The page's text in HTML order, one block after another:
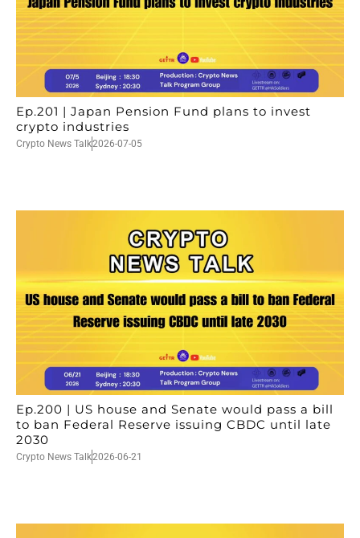
Ep.201 | Japan Pension Fund plans to invest
crypto industries
Crypto News Talk2026-07-05
Ep.200 | US house and Senate would pass a bill
to ban Federal Reserve issuing CBDC until late
2030
Crypto News Talk2026-06-21